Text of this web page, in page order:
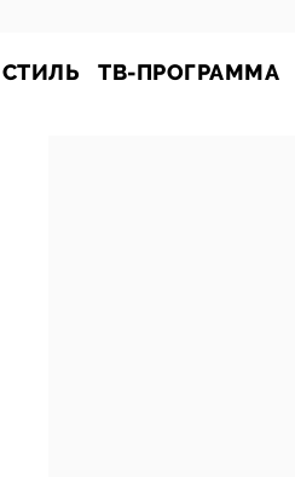
СТИЛЬ ТВ-ПРОГРАММА